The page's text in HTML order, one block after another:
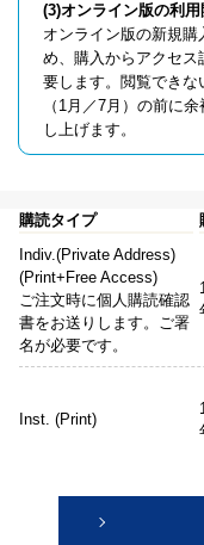
(3)オンライン版の利
オンライン版の新規
め、購入からアクセ
要します。閲覧できな
（1月／7月）の前に
し上げます。
購読タイプ
Indiv.(Private Address)
(Print+Free Access)
ご注文時に個人購読確認
書をお送りします。ご署
名が必要です。
Inst. (Print)